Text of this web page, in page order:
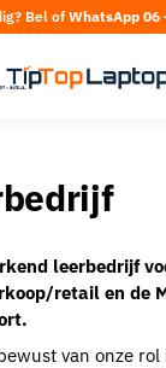
Bel ofWhatsApp 06
leerbedrijf
retail en de
van onze rol